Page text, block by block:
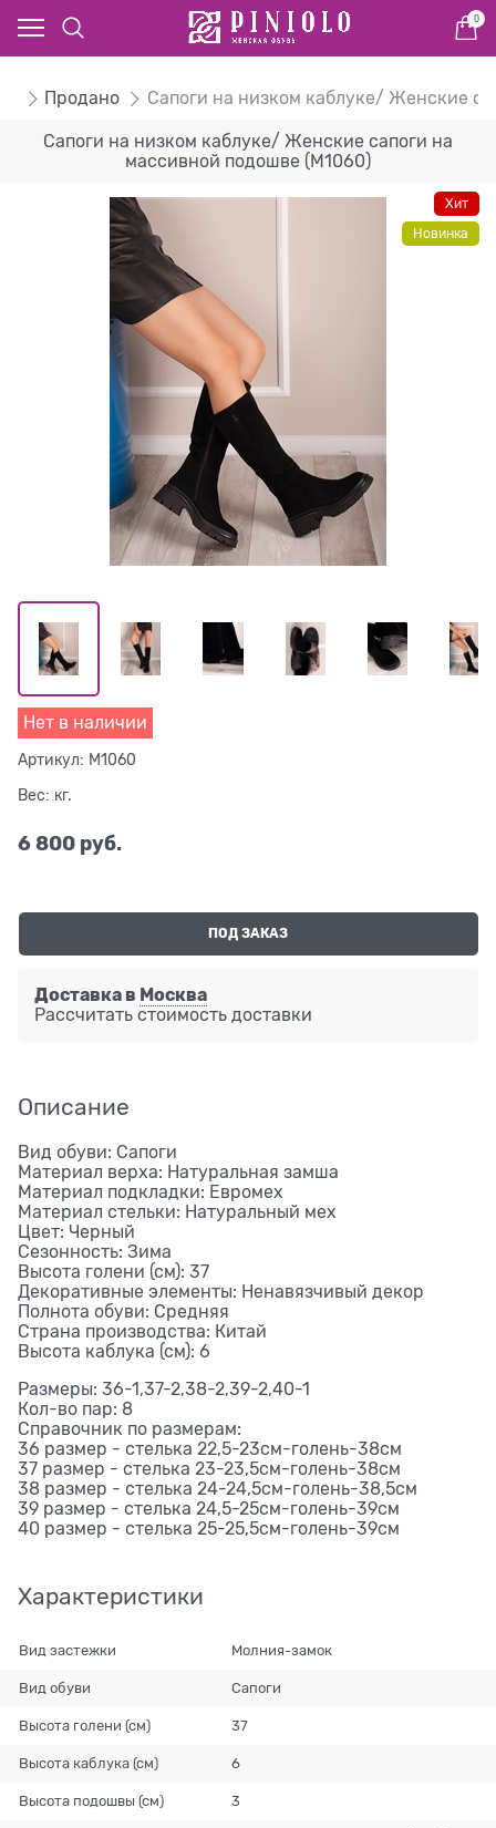
0
Продано Сапоги на низком каблуке/ Женские
Сапоги на низком каблуке/ Женские сапоги на
массивной подошве (M1060)
Хит
Новинка
Нет в наличии
Артикул: M1060
Вес: кг.
6 800 руб.
ПОД ЗАКАЗ
Доставка в Москва
Рассчитать стоимость доставки
Описание
Вид обуви: Сапоги
Материал верха: Натуральная замша
Материал подкладки: Евромех
Материал стельки: Натуральный мех
Цвет: Черный
Сезонность: Зима
Высота голени (см): 37
Декоративные элементы: Ненавязчивый декор
Полнота обуви: Средняя
Страна производства: Китай
Высота каблука (см): 6
Размеры: 36-1,37-2,38-2,39-2,40-1
Кол-во пар: 8
Справочник по размерам:
36 размер - стелька 22,5-23см-голень-38см
37 размер - стелька 23-23,5см-голень-38см
38 размер - стелька 24-24,5см-голень-38,5см
39 размер - стелька 24,5-25см-голень-39см
40 размер - стелька 25-25,5см-голень-39см
Характеристики
Вид застежки Молния-замок
Вид обуви Сапоги
Высота голени (см) 37
Высота каблука (см) 6
Высота подошвы (см) 3